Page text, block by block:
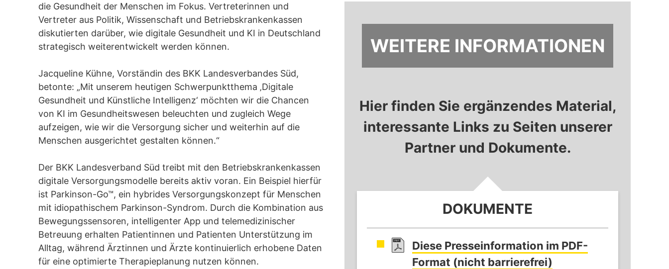
die Gesundheit der Menschen im Fokus. Vertreterinnen und
Vertreter aus Politik, Wissenschaft und Betriebskrankenkassen
diskutierten darüber, wie digitale Gesundheit und KI in Deutschland
strategisch weiterentwickelt werden können.
Jacqueline Kühne, Vorständin des BKK Landesverbandes Süd,
betonte: „Mit unserem heutigen Schwerpunktthema ‚Digitale
Gesundheit und Künstliche Intelligenz‘ möchten wir die Chancen
von KI im Gesundheitswesen beleuchten und zugleich Wege
aufzeigen, wie wir die Versorgung sicher und weiterhin auf die
Menschen ausgerichtet gestalten können.“
Der BKK Landesverband Süd treibt mit den Betriebskrankenkassen
digitale Versorgungsmodelle bereits aktiv voran. Ein Beispiel hierfür
ist Parkinson-Go™, ein hybrides Versorgungskonzept für Menschen
mit idiopathischem Parkinson-Syndrom. Durch die Kombination aus
Bewegungssensoren, intelligenter App und telemedizinischer
Betreuung erhalten Patientinnen und Patienten Unterstützung im
Alltag, während Ärztinnen und Ärzte kontinuierlich erhobene Daten
für eine optimierte Therapieplanung nutzen können.
WEITERE INFOR­MATIONEN
Hier finden Sie ergänzendes Material,
interessante Links zu Seiten unserer
Partner und Dokumente.
DOKUMENTE
Diese Presseinformation im PDF-
Format (nicht barrierefrei)